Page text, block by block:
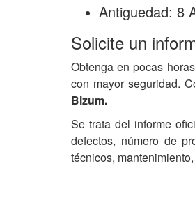
Antiguedad: 8
Solicite un
Obtenga en pocas
con mayor seguridad.
Bizum.
Se trata del informe
defectos, número de
técnicos,